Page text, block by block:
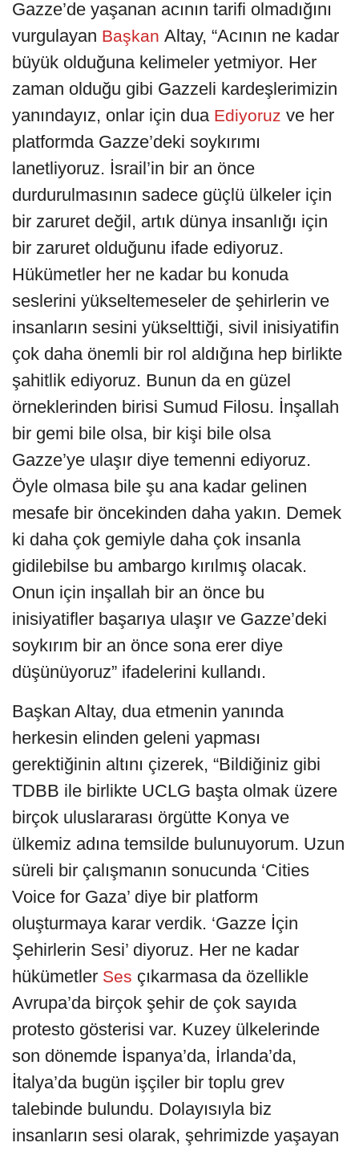
Gazze’de yaşanan acının tarifi olmadığını
vurgulayan Başkan Altay, “Acının ne kadar
büyük olduğuna kelimeler yetmiyor. Her
zaman olduğu gibi Gazzeli kardeşlerimizin
yanındayız, onlar için dua Ediyoruz ve her
platformda Gazze’deki soykırımı
lanetliyoruz. İsrail’in bir an önce
durdurulmasının sadece güçlü ülkeler için
bir zaruret değil, artık dünya insanlığı için
bir zaruret olduğunu ifade ediyoruz.
Hükümetler her ne kadar bu konuda
seslerini yükseltemeseler de şehirlerin ve
insanların sesini yükselttiği, sivil inisiyatifin
çok daha önemli bir rol aldığına hep birlikte
şahitlik ediyoruz. Bunun da en güzel
örneklerinden birisi Sumud Filosu. İnşallah
bir gemi bile olsa, bir kişi bile olsa
Gazze’ye ulaşır diye temenni ediyoruz.
Öyle olmasa bile şu ana kadar gelinen
mesafe bir öncekinden daha yakın. Demek
ki daha çok gemiyle daha çok insanla
gidilebilse bu ambargo kırılmış olacak.
Onun için inşallah bir an önce bu
inisiyatifler başarıya ulaşır ve Gazze’deki
soykırım bir an önce sona erer diye
düşünüyoruz” ifadelerini kullandı.
Başkan Altay, dua etmenin yanında
herkesin elinden geleni yapması
gerektiğinin altını çizerek, “Bildiğiniz gibi
TDBB ile birlikte UCLG başta olmak üzere
birçok uluslararası örgütte Konya ve
ülkemiz adına temsilde bulunuyorum. Uzun
süreli bir çalışmanın sonucunda ‘Cities
Voice for Gaza’ diye bir platform
oluşturmaya karar verdik. ‘Gazze İçin
Şehirlerin Sesi’ diyoruz. Her ne kadar
hükümetler Ses çıkarmasa da özellikle
Avrupa’da birçok şehir de çok sayıda
protesto gösterisi var. Kuzey ülkelerinde
son dönemde İspanya’da, İrlanda’da,
İtalya’da bugün işçiler bir toplu grev
talebinde bulundu. Dolayısıyla biz
insanların sesi olarak, şehrimizde yaşayan